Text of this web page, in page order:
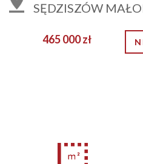
465 000 zł
SĘDZISZÓW